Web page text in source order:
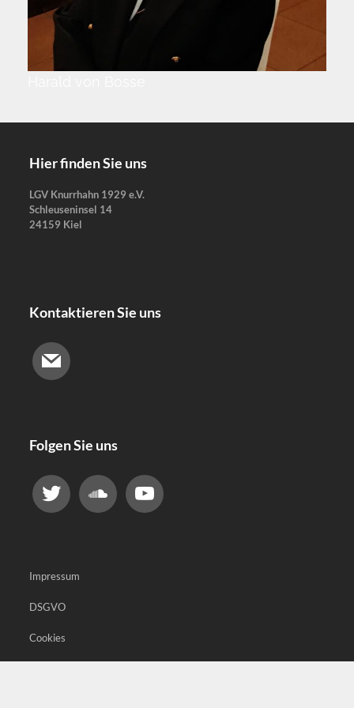
Hier finden Sie uns
LGV Knurrhahn 1929 e.V.
Schleuseninsel 14
24159 Kiel
Kontaktieren Sie uns
Folgen Sie uns
Impressum
DSGVO
Cookies